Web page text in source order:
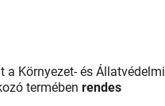
Környezet- és Állatvédelmi
termébenrendes